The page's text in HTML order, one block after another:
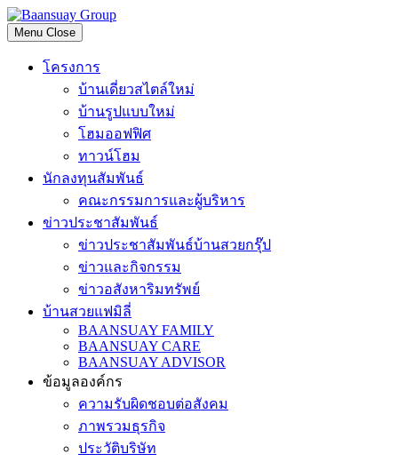
Skip
to
content
Menu Close
โครงการ
บ้านเดี่ยวสไตล์ใหม่
บ้านรูปแบบใหม่
โฮมออฟฟิศ
ทาวน์โฮม
นักลงทุนสัมพันธ์
คณะกรรมการและผู้บริหาร
ข่าวประชาสัมพันธ์
ข่าวประชาสัมพันธ์บ้านสวยกรุ๊ป
ข่าวและกิจกรรม
ข่าวอสังหาริมทรัพย์
บ้านสวยแฟมิลี่
BAANSUAY FAMILY
BAANSUAY CARE
BAANSUAY ADVISOR
ข้อมูลองค์กร
ความรับผิดชอบต่อสังคม
ภาพรวมธุรกิจ
ประวัติบริษัท